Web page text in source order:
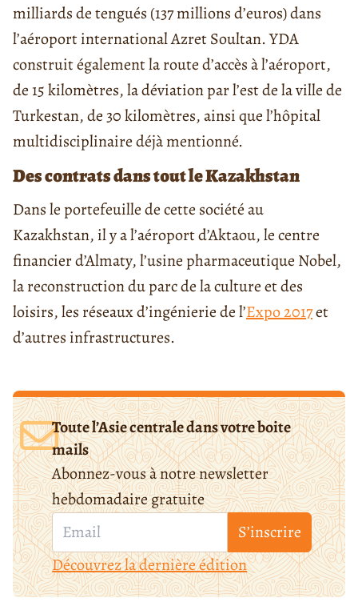
milliards de tengués (137 millions d’euros) dans
l’aéroport international Azret Soultan. YDA
construit également la route d’accès à l’aéroport,
de 15 kilomètres, la déviation par l’est de la ville de
Turkestan, de 30 kilomètres, ainsi que l’hôpital
multidisciplinaire déjà mentionné.
Des contrats dans tout le Kazakhstan
Dans le portefeuille de cette société au
Kazakhstan, il y a l’aéroport d’Aktaou, le centre
financier d’Almaty, l’usine pharmaceutique Nobel,
la reconstruction du parc de la culture et des
loisirs, les réseaux d’ingénierie de l’Expo 2017et
d’autres infrastructures.
Toute l’Asie centrale dans votre boite
mails
Abonnez-vous à notre newsletter
hebdomadaire gratuite
S’inscrire
Découvrez la dernière édition